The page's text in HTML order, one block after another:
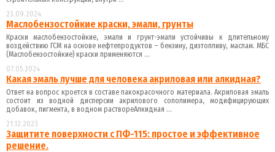
23.09.2024
Маслобензостойкие краски, эмали, грунты
Краски маслобензостойкие, эмали и грунт-эмали устойчивы к длительному
воздействию ГСМ на основе нефтепродуктов – бензину, дизтопливу, маслам. МБС
(Маслобензостойкие) краски применяются ...
07.05.2024
Какая эмаль лучше для человека акриловая или алкидная?
Ответ на вопрос кроется в составе лакокрасочного материала. Акриловая эмаль
состоит из водной дисперсии акрилового сополимера, модифицирующих
добавок, пигмента, в водном раствореАлкидная ...
21.12.2023
Защитите поверхности с ПФ-115: простое и эффективное
решение.